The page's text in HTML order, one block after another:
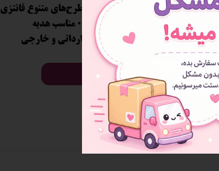
• دارای طرح‌های متنوع فانتزی
• مناسب هدیه
• وارداتی و خارجی
افزودن به سبد خرید
افزودن به علاقه مندی ها